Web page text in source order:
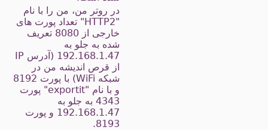
در روتر من، من را با نام
"HTTP2" تعداد پورت های
خارجی از 8080 تعریف
شده به جلو به
192.168.1.47 (آدرس IP
از قرص اندیشه من در
شبکه WiFi) با پورت 8192
و با نام "exportit" پورت
4343 به جلو به
192.168.1.47 و پورت
8193.